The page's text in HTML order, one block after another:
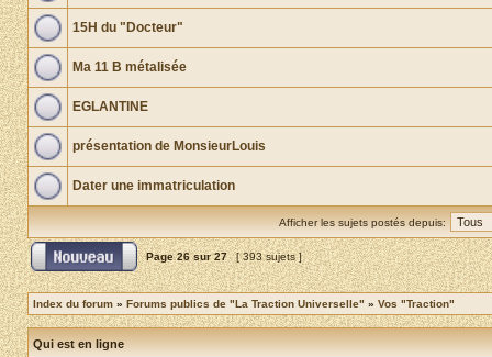
15H du "Docteur"
Ma 11 B métalisée
EGLANTINE
présentation de MonsieurLouis
Dater une immatriculation
Afficher les sujets postés depuis:
Page26sur27 [ 393 sujets ]
Index du forum » Forums publics de "La Traction Universelle" » Vos "Traction"
Qui est en ligne